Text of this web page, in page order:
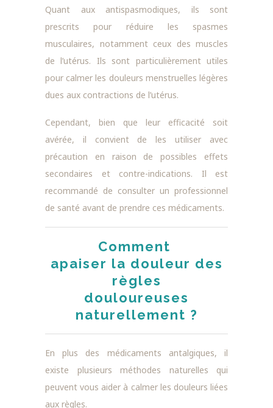
Quant aux antispasmodiques, ils sont
prescrits pour réduire les spasmes
musculaires, notamment ceux des muscles
de l’utérus. Ils sont particulièrement utiles
pour calmer les douleurs menstruelles légères
dues aux contractions de l’utérus.
Cependant, bien que leur efficacité soit
avérée, il convient de les utiliser avec
précaution en raison de possibles effets
secondaires et contre-indications. Il est
recommandé de consulter un professionnel
de santé avant de prendre ces médicaments.
Comment
apaiser la douleur des
règles
douloureuses
naturellement ?
En plus des médicaments antalgiques, il
existe plusieurs méthodes naturelles qui
peuvent vous aider à calmer les douleurs liées
aux règles.